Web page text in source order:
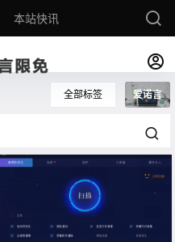
本站快讯
全部标签 爱诺言